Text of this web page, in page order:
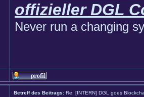
offizieller DGL
Never run a changing
Betreff des Beitrags: Re: [INTERN] DGL goes